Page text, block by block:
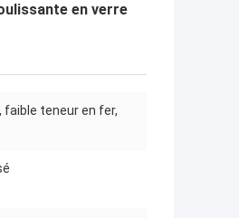
en verre
faible teneur en fer,